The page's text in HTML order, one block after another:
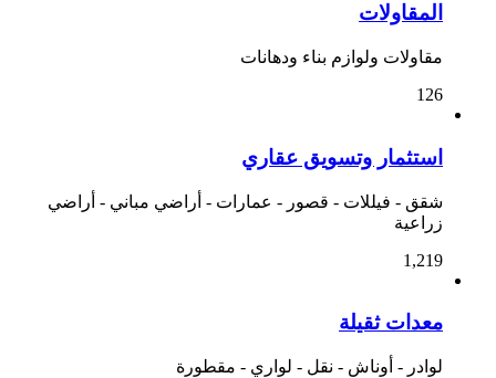
المقاولات
مقاولات ولوازم بناء ودهانات
126
استثمار وتسويق عقاري
شقق - فيللات - قصور - عمارات - أراضي مباني - أراضي
زراعية
1,219
معدات ثقيلة
لوادر - أوناش - نقل - لواري - مقطورة